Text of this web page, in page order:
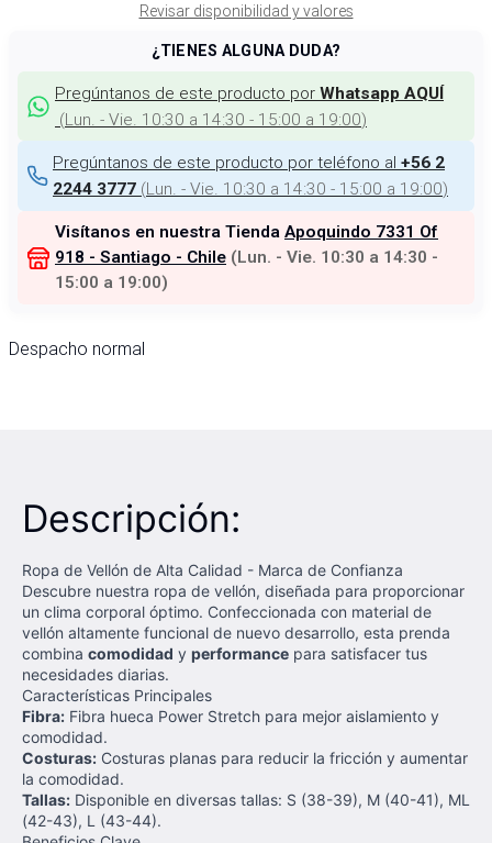
Revisar disponibilidad y valores
¿TIENES ALGUNA DUDA?
Pregúntanos de este producto por Whatsapp AQUÍ
(Lun. - Vie. 10:30 a 14:30 - 15:00 a 19:00)
Pregúntanos de este producto por teléfono al +56 2
2244 3777 (Lun. - Vie. 10:30 a 14:30 - 15:00 a 19:00)
Visítanos en nuestra Tienda Apoquindo 7331 Of
918 - Santiago - Chile (Lun. - Vie. 10:30 a 14:30 -
15:00 a 19:00)
Despacho normal
Descripción:
Ropa de Vellón de Alta Calidad - Marca de Confianza
Descubre nuestra ropa de vellón, diseñada para proporcionar
un clima corporal óptimo. Confeccionada con material de
vellón altamente funcional de nuevo desarrollo, esta prenda
combina comodidad y performance para satisfacer tus
necesidades diarias.
Características Principales
Fibra: Fibra hueca Power Stretch para mejor aislamiento y
comodidad.
Costuras: Costuras planas para reducir la fricción y aumentar
la comodidad.
Tallas: Disponible en diversas tallas: S (38-39), M (40-41), ML
(42-43), L (43-44).